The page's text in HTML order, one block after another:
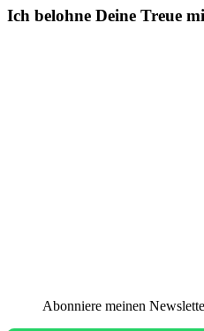
Ich belohne Deine Treue
Abonniere meinen